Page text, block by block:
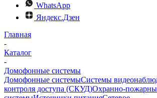
WhatsApp
Яндекс.Дзен
Главная
-
Каталог
-
Домофонные системы
Домофонные системыСистемы
контроля доступа (СКУД)Охранно-